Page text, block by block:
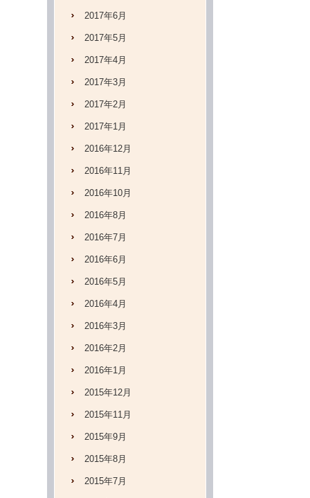
2017年6月
2017年5月
2017年4月
2017年3月
2017年2月
2017年1月
2016年12月
2016年11月
2016年10月
2016年8月
2016年7月
2016年6月
2016年5月
2016年4月
2016年3月
2016年2月
2016年1月
2015年12月
2015年11月
2015年9月
2015年8月
2015年7月